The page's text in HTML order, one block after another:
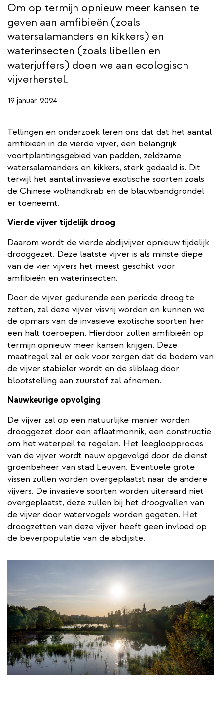
Om op termijn opnieuw meer kansen te
geven aan amfibieën (zoals
watersalamanders en kikkers) en
waterinsecten (zoals libellen en
waterjuffers) doen we aan ecologisch
vijverherstel.
19 januari 2024
Tellingen en onderzoek leren ons dat dat het aantal
amfibieën in de vierde vijver, een belangrijk
voortplantingsgebied van padden, zeldzame
watersalamanders en kikkers, sterk gedaald is. Dit
terwijl het aantal invasieve exotische soorten zoals
de Chinese wolhandkrab en de blauwbandgrondel
er toeneemt.
Vierde vijver tijdelijk droog
Daarom wordt de vierde abdijvijver opnieuw tijdelijk
drooggezet. Deze laatste vijver is als minste diepe
van de vier vijvers het meest geschikt voor
amfibieën en waterinsecten.
Door de vijver gedurende een periode droog te
zetten, zal deze vijver visvrij worden en kunnen we
de opmars van de invasieve exotische soorten hier
een halt toeroepen. Hierdoor zullen amfibieën op
termijn opnieuw meer kansen krijgen. Deze
maatregel zal er ook voor zorgen dat de bodem van
de vijver stabieler wordt en de sliblaag door
blootstelling aan zuurstof zal afnemen.
Nauwkeurige opvolging
De vijver zal op een natuurlijke manier worden
drooggezet door een aflaatmonnik, een constructie
om het waterpeil te regelen. Het leegloopproces
van de vijver wordt nauw opgevolgd door de dienst
groenbeheer van stad Leuven. Eventuele grote
vissen zullen worden overgeplaatst naar de andere
vijvers. De invasieve soorten worden uiteraard niet
overgeplaatst, deze zullen bij het droogvallen van
de vijver door watervogels worden gegeten. Het
droogzetten van deze vijver heeft geen invloed op
de beverpopulatie van de abdijsite.